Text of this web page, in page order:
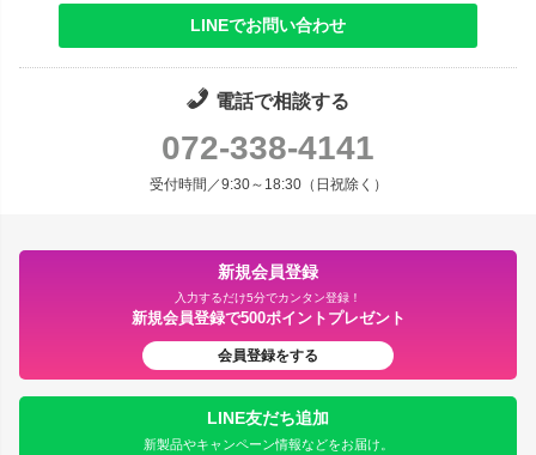
LINEでお問い合わせ
電話で相談する
072-338-4141
受付時間／9:30～18:30（日祝除く）
新規会員登録
入力するだけ5分でカンタン登録！
新規会員登録で500ポイントプレゼント
会員登録をする
LINE友だち追加
新製品やキャンペーン情報などをお届け。